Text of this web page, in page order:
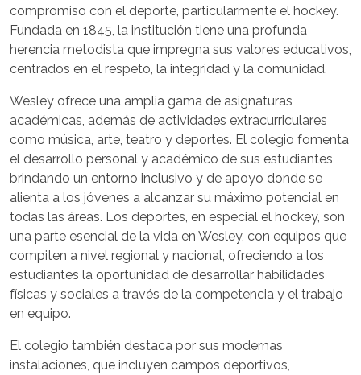
compromiso con el deporte, particularmente el hockey.
Fundada en 1845, la institución tiene una profunda
herencia metodista que impregna sus valores educativos,
centrados en el respeto, la integridad y la comunidad.
Wesley ofrece una amplia gama de asignaturas
académicas, además de actividades extracurriculares
como música, arte, teatro y deportes. El colegio fomenta
el desarrollo personal y académico de sus estudiantes,
brindando un entorno inclusivo y de apoyo donde se
alienta a los jóvenes a alcanzar su máximo potencial en
todas las áreas. Los deportes, en especial el hockey, son
una parte esencial de la vida en Wesley, con equipos que
compiten a nivel regional y nacional, ofreciendo a los
estudiantes la oportunidad de desarrollar habilidades
físicas y sociales a través de la competencia y el trabajo
en equipo.
El colegio también destaca por sus modernas
instalaciones, que incluyen campos deportivos,